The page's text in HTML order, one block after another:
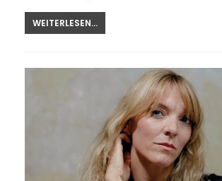
WEITERLESEN...